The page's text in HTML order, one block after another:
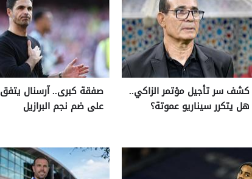
كشف سر تأجيل مؤتمر الزاكي..
هل يتكرر سيناريو عموتة؟
صفقة كبرى.. آرسنال يتفق
على ضم نجم البرازيل